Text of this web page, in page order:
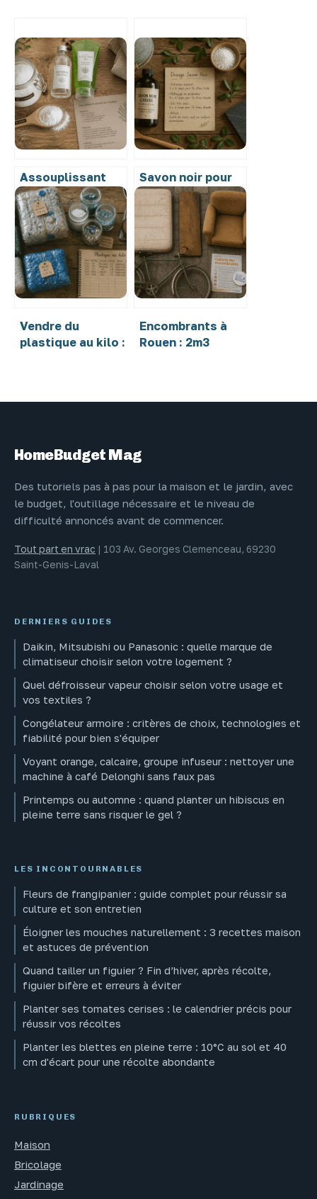
Assouplissant
maison sans
vinaigre : 3
alternatives
naturelles pour
protéger votre
linge et votre
machine
Savon noir pour
le sol : le dosage
exact et 4
astuces pour des
surfaces
éclatantes
Vendre du
plastique au kilo :
Encombrants à
Rouen : 2m3
HomeBudget Mag
Des tutoriels pas à pas pour la maison et le jardin, avec
le budget, l'outillage nécessaire et le niveau de
difficulté annoncés avant de commencer.
Tout part en vrac | 103 Av. Georges Clemenceau, 69230
Saint-Genis-Laval
DERNIERS GUIDES
Daikin, Mitsubishi ou Panasonic : quelle marque de
climatiseur choisir selon votre logement ?
Quel défroisseur vapeur choisir selon votre usage et
vos textiles ?
Congélateur armoire : critères de choix, technologies et
fiabilité pour bien s'équiper
Voyant orange, calcaire, groupe infuseur : nettoyer une
machine à café Delonghi sans faux pas
Printemps ou automne : quand planter un hibiscus en
pleine terre sans risquer le gel ?
LES INCONTOURNABLES
Fleurs de frangipanier : guide complet pour réussir sa
culture et son entretien
Éloigner les mouches naturellement : 3 recettes maison
et astuces de prévention
Quand tailler un figuier ? Fin d’hiver, après récolte,
figuier bifère et erreurs à éviter
Planter ses tomates cerises : le calendrier précis pour
réussir vos récoltes
Planter les blettes en pleine terre : 10°C au sol et 40
cm d'écart pour une récolte abondante
RUBRIQUES
Maison
Bricolage
Jardinage